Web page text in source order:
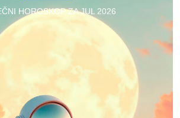
HOROSKOP ZA JUL 2026